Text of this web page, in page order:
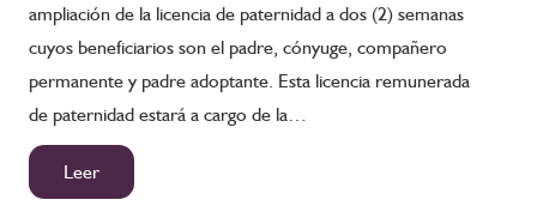
ampliación de la licencia de paternidad a dos (2) semanas
cuyos beneficiarios son el padre, cónyuge, compañero
permanente y padre adoptante. Esta licencia remunerada
de paternidad estará a cargo de la…
Leer